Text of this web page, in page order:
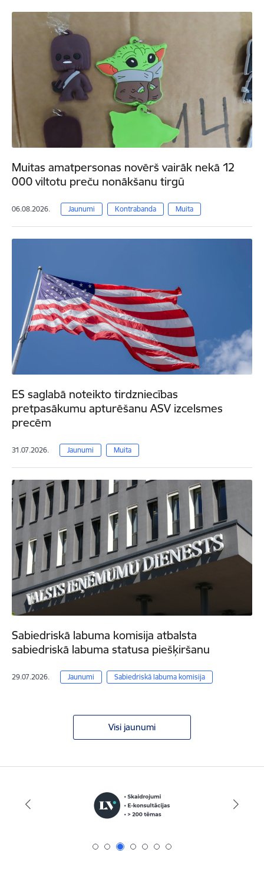
Muitas amatpersonas novērš vairāk nekā 12
000 viltotu preču nonākšanu tirgū
06.08.2026. Jaunumi Kontrabanda Muita
ES saglabā noteikto tirdzniecības
pretpasākumu apturēšanu ASV izcelsmes
precēm
31.07.2026. Jaunumi Muita
Sabiedriskā labuma komisija atbalsta
sabiedriskā labuma statusa piešķiršanu
29.07.2026. Jaunumi Sabiedriskā labuma komisija
Visi jaunumi